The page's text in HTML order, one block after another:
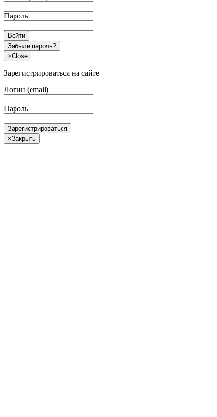
Пароль
Войти
Забыли пароль?
×Close
Зарегистрироваться на сайте
Логин (email)
Пароль
Зарегистрироваться
×Закрыть